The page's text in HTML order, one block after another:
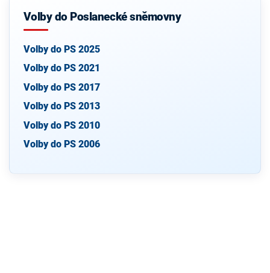
Volby do Poslanecké sněmovny
Volby do PS 2025
Volby do PS 2021
Volby do PS 2017
Volby do PS 2013
Volby do PS 2010
Volby do PS 2006